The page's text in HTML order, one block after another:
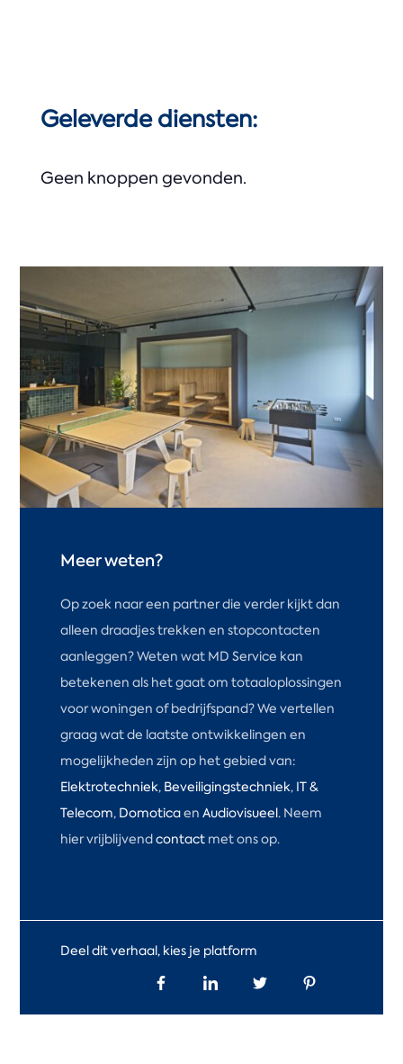
Geleverde diensten:
Geen knoppen gevonden.
Meer weten?
Op zoek naar een partner die verder kijkt dan
alleen draadjes trekken en stopcontacten
aanleggen? Weten wat MD Service kan
betekenen als het gaat om totaaloplossingen
voor woningen of bedrijfspand? We vertellen
graag wat de laatste ontwikkelingen en
mogelijkheden zijn op het gebied van:
Elektrotechniek, Beveiligingstechniek, IT &
Telecom, DomoticaenAudiovisueel. Neem
hier vrijblijvend contact met ons op.
Deel dit verhaal, kies je platform